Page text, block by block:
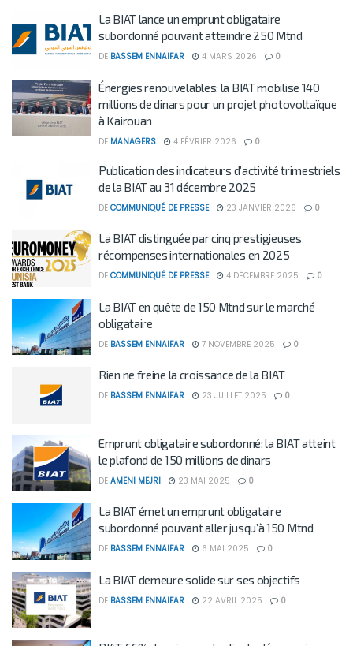
La BIAT lance un emprunt obligataire
subordonné pouvant atteindre 250 Mtnd
DE BASSEM ENNAIFAR 4 MARS 2026 0
Énergies renouvelables: la BIAT mobilise 140
millions de dinars pour un projet photovoltaïque
à Kairouan
DE MANAGERS 4 FÉVRIER 2026 0
Publication des indicateurs d’activité trimestriels
de la BIAT au 31 décembre 2025
DE COMMUNIQUÉ DE PRESSE 23 JANVIER 2026 0
La BIAT distinguée par cinq prestigieuses
récompenses internationales en 2025
DE COMMUNIQUÉ DE PRESSE 4 DÉCEMBRE 2025 0
La BIAT en quête de 150 Mtnd sur le marché
obligataire
DE BASSEM ENNAIFAR 7 NOVEMBRE 2025 0
Rien ne freine la croissance de la BIAT
DE BASSEM ENNAIFAR 23 JUILLET 2025 0
Emprunt obligataire subordonné: la BIAT atteint
le plafond de 150 millions de dinars
DE AMENI MEJRI 23 MAI 2025 0
La BIAT émet un emprunt obligataire
subordonné pouvant aller jusqu’à 150 Mtnd
DE BASSEM ENNAIFAR 6 MAI 2025 0
La BIAT demeure solide sur ses objectifs
DE BASSEM ENNAIFAR 22 AVRIL 2025 0